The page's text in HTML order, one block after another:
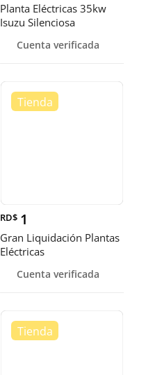
Planta Eléctricas 35kw
Isuzu Silenciosa
Cuenta verificada
RD$ 1
Gran Liquidación Plantas
Eléctricas
Cuenta verificada